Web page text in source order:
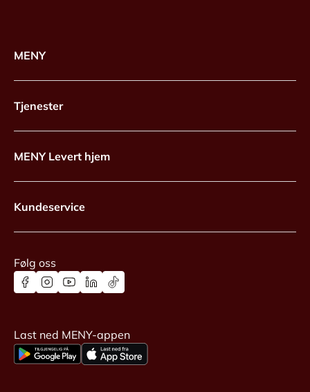
MENY
Tjenester
MENY Levert hjem
Kundeservice
Følg oss
Last ned MENY-appen